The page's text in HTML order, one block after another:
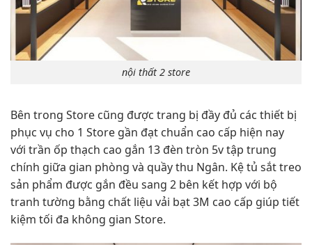
nội thất 2 store
Bên trong Store cũng được trang bị đầy đủ các thiết bị
phục vụ cho 1 Store gần đạt chuẩn cao cấp hiện nay
với trần ốp thạch cao gắn 13 đèn tròn 5v tập trung
chính giữa gian phòng và quầy thu Ngân. Kệ tủ sắt treo
sản phẩm được gắn đều sang 2 bên kết hợp với bộ
tranh tường bằng chất liệu vải bạt 3M cao cấp giúp tiết
kiệm tối đa không gian Store.